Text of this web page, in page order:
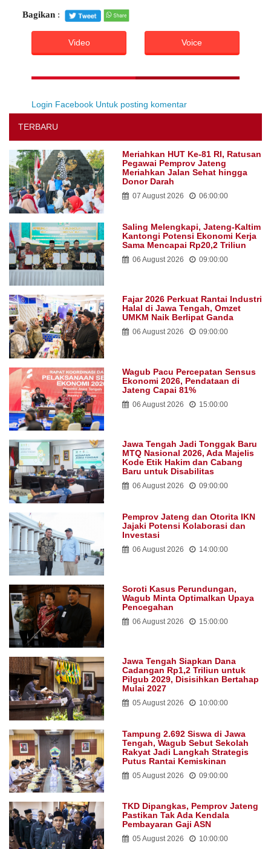
Video Voice
Pegawai Pemprov Jateng
Meriahkan Jalan Sehat hingga
Donor Darah
07 August 2026
Kantongi Potensi Ekonomi Kerja
Sama Mencapai Rp20,2 Triliun
06 August 2026 09:00:00
Halal di Jawa Tengah, Omzet
UMKM Naik Berlipat Ganda
06 August 2026 09:00:00
Ekonomi 2026, Pendataan di
Jateng Capai 81%
06 August 2026 15:00:00
MTQ Nasional 2026, Ada Majelis
Kode Etik Hakim dan Cabang
Baru untuk Disabilitas
06 August 2026 09:00:00
Jajaki Potensi Kolaborasi dan
Investasi
06 August 2026
Wagub Minta Optimalkan Upaya
Pencegahan
06 August 2026
Cadangan Rp1,2 Triliun untuk
Pilgub 2029, Disisihkan Bertahap
Mulai 2027
05 August 2026
Tengah, Wagub Sebut Sekolah
Rakyat Jadi Langkah Strategis
Putus Rantai Kemiskinan
05 August 2026 09:00:00
Pastikan Tak Ada Kendala
Pembayaran Gaji ASN
05 August 2026 10:00:00